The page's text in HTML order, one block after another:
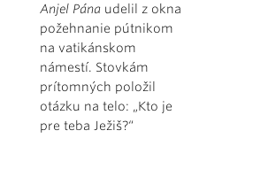
Anjel Pána udelil z okna
požehnanie pútnikom
na vatikánskom
námestí. Stovkám
prítomných položil
otázku na telo: „Kto je
pre teba Ježiš?“